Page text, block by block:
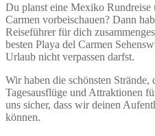
Du planst eine Mexiko
Carmen vorbeischauen? Dann
Reiseführer für dich
besten Playa del Carmen
Urlaub nicht verpassen darfst.
Wir haben die schönsten Strände,
Tagesausflüge und Attraktionen
uns sicher, dass wir deinen
können.